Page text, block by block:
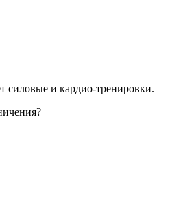
силовые и кардио-тренировки.